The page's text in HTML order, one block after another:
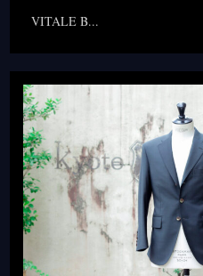
VITALE B...